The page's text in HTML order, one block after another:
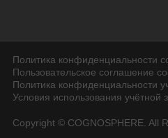
Политика конфиденциальности
Пользовательское соглашение
Политика конфиденциальности
Условия использования учётной
Copyright © COGNOSPHERE. All